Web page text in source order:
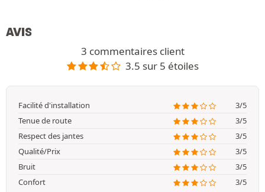
AVIS
3 commentaires client
3.5 sur 5 étoiles
Facilité d'installation
3/5
Tenue de route
3/5
Respect des jantes
3/5
Qualité/Prix
3/5
Bruit
3/5
Confort
3/5